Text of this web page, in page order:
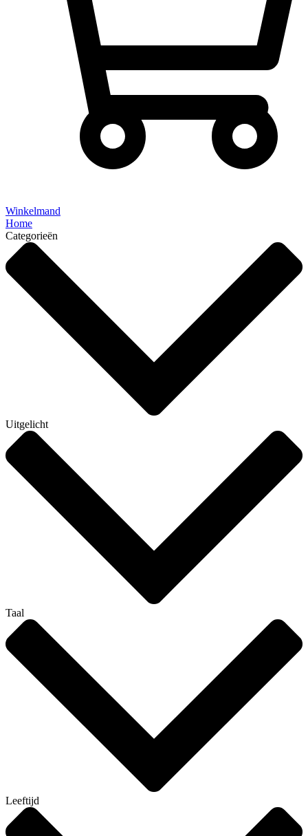
Winkelmand
Home
Categorieën
Uitgelicht
Taal
Leeftijd